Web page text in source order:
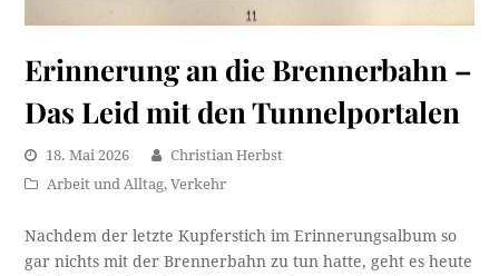
Erinnerung an die Brennerbahn –
Das Leid mit den Tunnelportalen
18. Mai 2026
Christian Herbst
Arbeit und Alltag,Verkehr
Nachdem der letzte Kupferstich im Erinnerungsalbum so
gar nichts mit der Brennerbahn zu tun hatte, geht es heute